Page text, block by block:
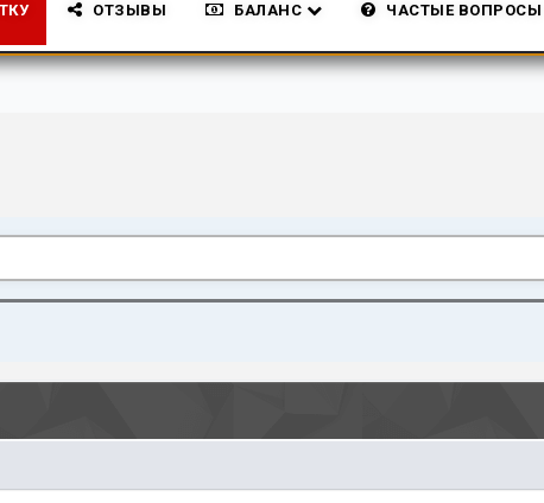
ОТЗЫВЫ БАЛАНС ЧАСТЫЕ ВОПРОСЫ